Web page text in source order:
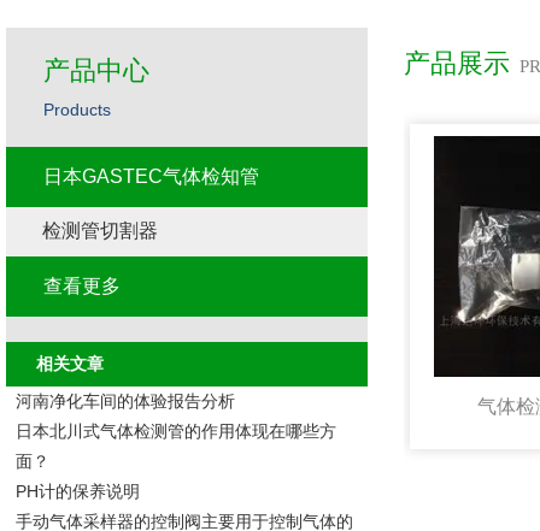
产品展示
气体检
产品中心
Products
日本GASTEC气体检知管
检测管切割器
查看更多
相关文章
河南净化车间的体验报告分析
日本北川式气体检测管的作用体现在哪些方
面？
PH计的保养说明
手动气体采样器的控制阀主要用于控制气体的